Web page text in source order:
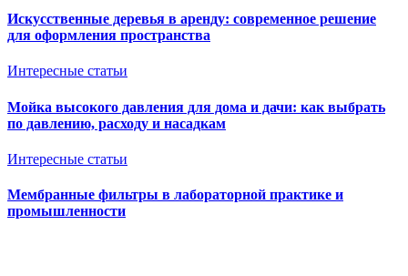
Искусственные деревья в аренду: современное решение
для оформления пространства
Интересные статьи
Мойка высокого давления для дома и дачи: как выбрать
по давлению, расходу и насадкам
Интересные статьи
Мембранные фильтры в лабораторной практике и
промышленности